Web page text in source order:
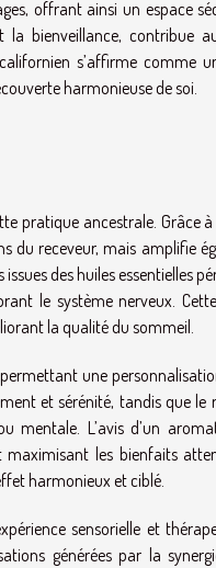
offrant ainsi un espace
la bienveillance, contribue
s’affirme comme
harmonieuse de soi.
pratique ancestrale. Grâce
du receveur, mais amplifie
des huiles essentielles
le système nerveux.
la qualité du sommeil.
permettant une
et sérénité, tandis que le
mentale. L’avis d’un
les bienfaits
harmonieux et ciblé.
sensorielle et
générées par la